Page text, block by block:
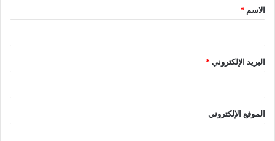
*
الاسم *
البريد الإلكتروني*
الموقع الإلكتروني